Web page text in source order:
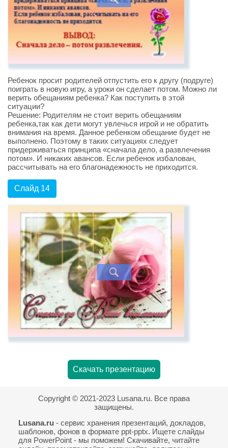
Ребенок просит родителей отпустить его к другу (подруге)
поиграть в новую игру, а уроки он сделает потом. Можно ли
верить обещаниям ребенка? Как поступить в этой
ситуации?
Решение: Родителям не стоит верить обещаниям
ребенка,так как дети могут увлечься игрой и не обратить
внимания на время. Данное ребенком обещание будет не
выполнено. Поэтому в таких ситуациях следует
придерживаться принципа «сначала дело, а развлечения
потом». И никаких авансов. Если ребенок избалован,
рассчитывать на его благонадежность не приходится.
Слайд 14
Скачать презентацию
Copyright © 2021-2023 Lusana.ru. Все права
защищены.
Lusana.ru - сервис хранения презентаций, докладов,
шаблонов, фонов в формате ppt-pptx. Ищете слайды
для PowerPoint - мы поможем! Скачивайте, читайте